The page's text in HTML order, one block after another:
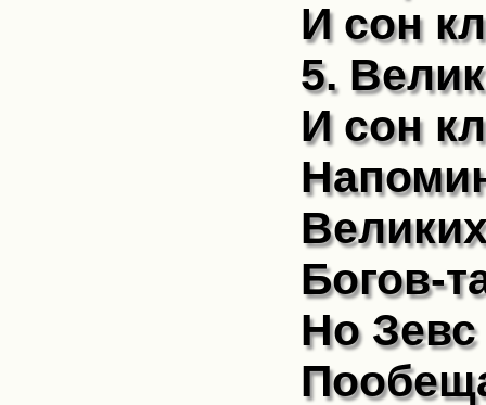
И сон
5.
И сон
Богов-
Но